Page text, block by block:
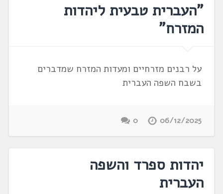
"העברית טבעית ליהדות
המזרח"
על רבנים מזרחיים ומעדות המזרח שמדברים
בשבח השפה העברית
06/12/2025
0
יהדות ספרד והשפה
העברית